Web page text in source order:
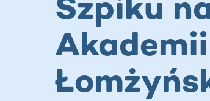
Akademii